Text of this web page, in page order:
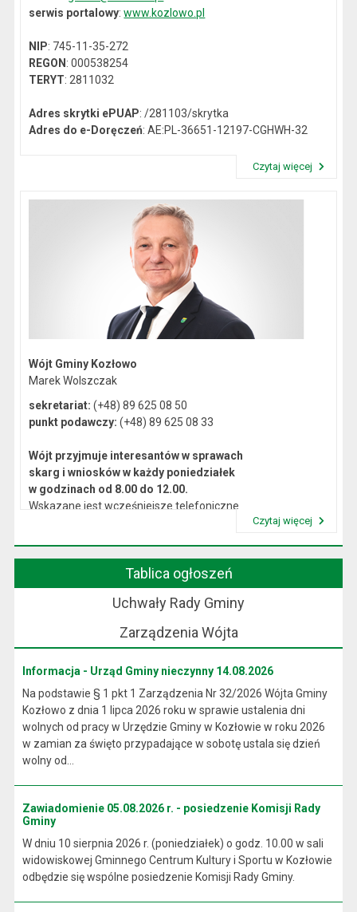
serwis portalowy:www.kozlowo.pl
NIP: 745-11-35-272
REGON: 000538254
TERYT: 2811032
Adres skrytki ePUAP: /281103/skrytka
Adres do e-Doręczeń: AE:PL-36651-12197-CGHWH-32
Czytaj więcej
Wójt Gminy Kozłowo
Marek Wolszczak
sekretariat: (+48) 89 625 08 50
punkt podawczy: (+48) 89 625 08 33
Wójt przyjmuje interesantów w sprawach
skarg i wniosków w każdy poniedziałek
w godzinach od 8.00 do 12.00.
Wskazane jest wcześniejsze telefoniczne
Czytaj więcej
Tablica ogłoszeń
Uchwały Rady Gminy
Zarządzenia Wójta
Informacja - Urząd Gminy nieczynny 14.08.2026
Na podstawie § 1 pkt 1 Zarządzenia Nr 32/2026 Wójta Gminy
Kozłowo z dnia 1 lipca 2026 roku w sprawie ustalenia dni
wolnych od pracy w Urzędzie Gminy w Kozłowie w roku 2026
w zamian za święto przypadające w sobotę ustala się dzień
wolny od...
Zawiadomienie 05.08.2026 r. - posiedzenie Komisji Rady
Gminy
W dniu 10 sierpnia 2026 r. (poniedziałek) o godz. 10.00 w sali
widowiskowej Gminnego Centrum Kultury i Sportu w Kozłowie
odbędzie się wspólne posiedzenie Komisji Rady Gminy.